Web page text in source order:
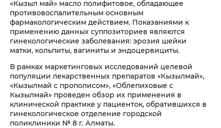
«Кызыл май» масло полифитовое, обладающее
противовоспалительным основным
фармакологическим действием. Показаниями к
применению данных суппозиториев являются
гинекологические заболевания: эрозия шейки
матки, кольпиты, вагиниты и эндоцервициты.
В рамках маркетинговых исследований целевой
популяции лекарственных препаратов «Кызылмай»,
«Кызылмай с прополисом», «Облепиховые с
Кызылмай» проведен обзор их применения в
клинической практике у пациенток, обратившихся в
гинекологическое отделение городской
поликлиники № 8 г. Алматы.